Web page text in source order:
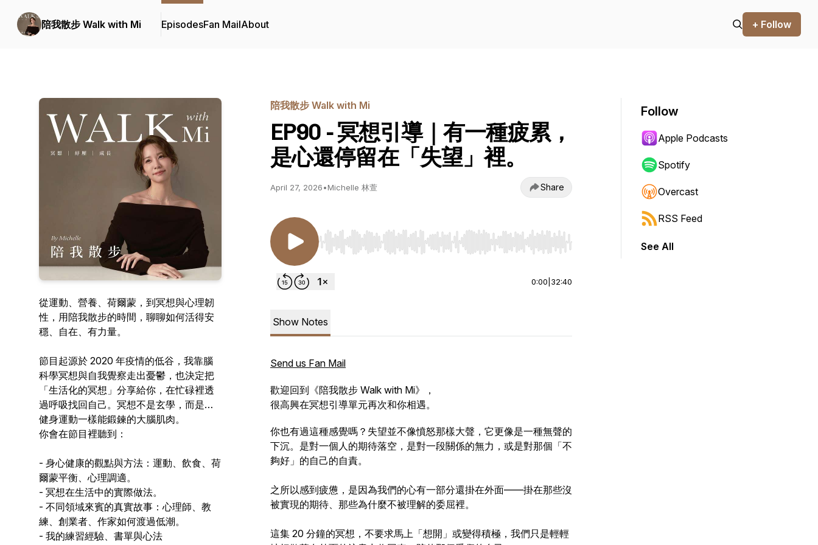
陪我散步 Walk with Mi EpisodesFan MailAbout + Follow
從運動、營養、荷爾蒙，到冥想與心理韌
性，用陪我散步的時間，聊聊如何活得安
穩、自在、有力量。
節目起源於 2020 年疫情的低谷，我靠腦
科學冥想與自我覺察走出憂鬱，也決定把
「生活化的冥想」分享給你，在忙碌裡透
過呼吸找回自己。冥想不是玄學，而是像
健身運動一樣能鍛鍊的大腦肌肉。
你會在節目裡聽到：
- 身心健康的觀點與方法：運動、飲食、荷
爾蒙平衡、心理調適。
- 冥想在生活中的實際做法。
- 不同領域來賓的真實故事：心理師、教
練、創業者、作家如何渡過低潮。
- 我的練習經驗、書單與心法
陪我散步 Walk with Mi
EP90 - 冥想引導｜有一種疲累，
是心還停留在「失望」裡。
April 27, 2026•Michelle 林萱 Share
Use Left/Right to seek, Home/End to jump to start or end. Hold shift to jump forward or backward.
0:00 32:40
Show Notes
Send us Fan Mail
歡迎回到《陪我散步 Walk with Mi》，
很高興在冥想引導單元再次和你相遇。
你也有過這種感覺嗎？失望並不像憤怒那樣大聲，它更像是一種無聲的
下沉。是對一個人的期待落空，是對一段關係的無力，或是對那個「不
夠好」的自己的自責。
之所以感到疲憊，是因為我們的心有一部分還掛在外面——掛在那些沒
被實現的期待、那些為什麼不被理解的委屈裡。
這集 20 分鐘的冥想，不要求馬上「想開」或變得積極，我們只是輕輕
Follow
Apple Podcasts
Spotify
Overcast
RSS Feed
See All